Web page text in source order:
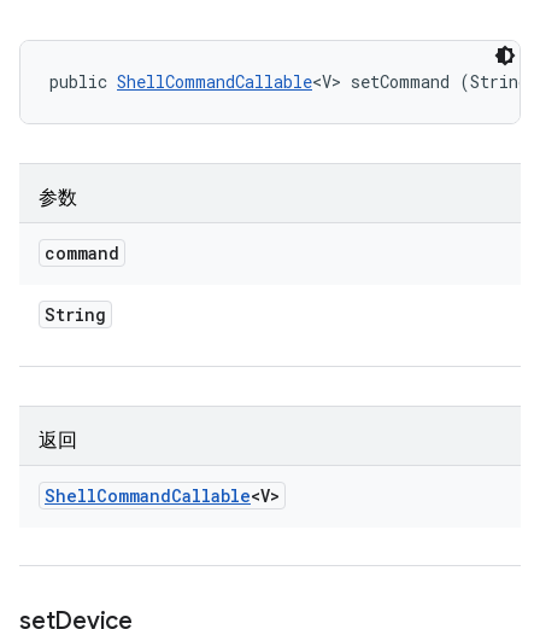
public ShellCommandCallable<V> setCommand (String
参数
command
String
返回
ShellCommandCallable<V>
setDevice